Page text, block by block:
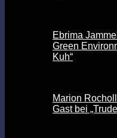
Ebrima
Green
Kuh“
Marion
Gast bei